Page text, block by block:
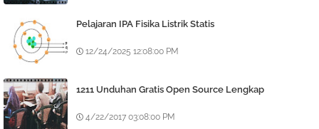
Pelajaran IPA Fisika Listrik Statis
12/24/2025 12:08:00 PM
1211 Unduhan Gratis Open Source Lengkap
4/22/2017 03:08:00 PM